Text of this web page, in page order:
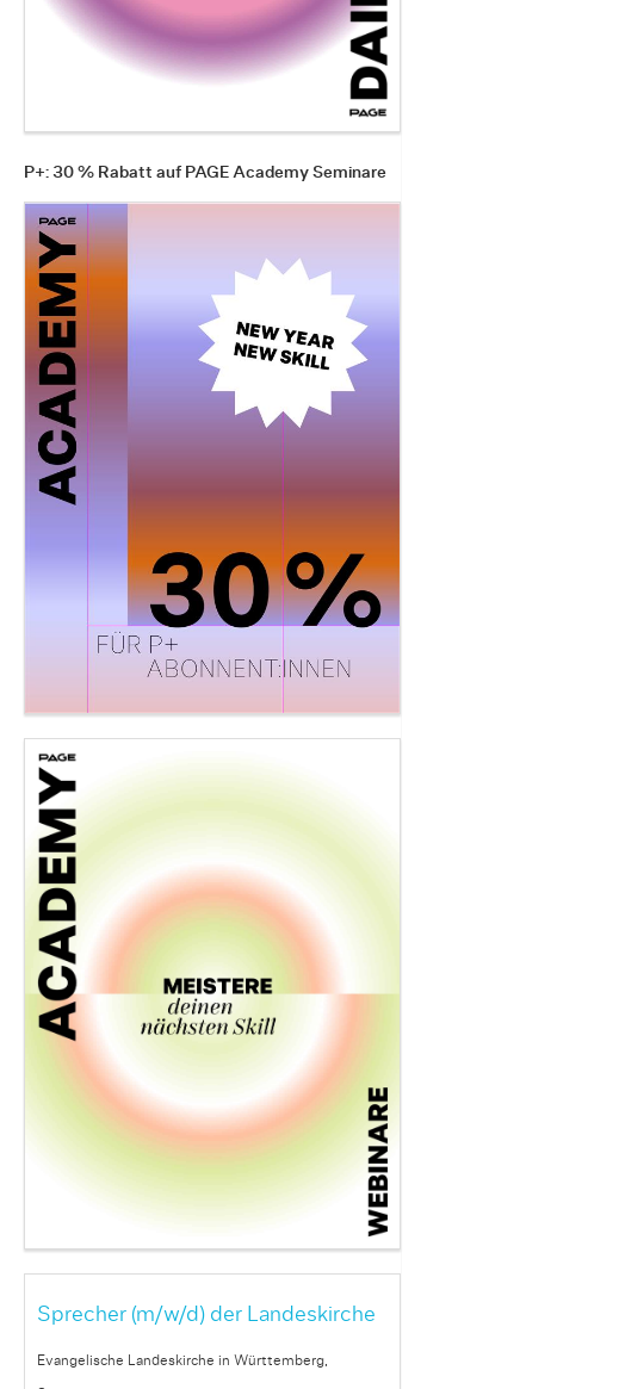
P+: 30 % Rabatt auf PAGE Academy Seminare
Sprecher (m/w/d) der Landeskirche
Evangelische Landeskirche in Württemberg,